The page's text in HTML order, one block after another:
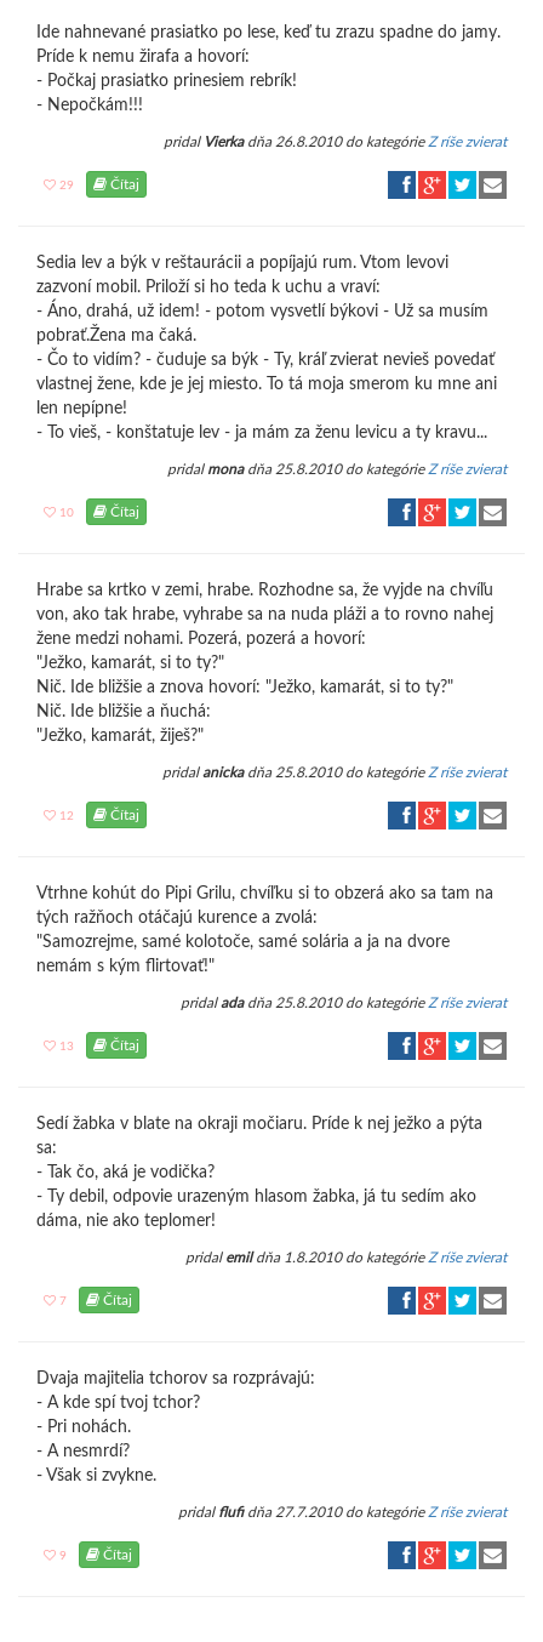
Ide nahnevané prasiatko po lese, keď tu zrazu spadne do jamy.
Príde k nemu žirafa a hovorí:
- Počkaj prasiatko prinesiem rebrík!
- Nepočkám!!!
pridal Vierkadňa 26.8.2010 do kategórie Z ríše zvierat
29 Čítaj
Sedia lev a býk v reštaurácii a popíjajú rum. Vtom levovi
zazvoní mobil. Priloží si ho teda k uchu a vraví:
- Áno, drahá, už idem! - potom vysvetlí býkovi - Už sa musím
pobrať.Žena ma čaká.
- Čo to vidím? - čuduje sa býk - Ty, kráľ zvierat nevieš povedať
vlastnej žene, kde je jej miesto. To tá moja smerom ku mne ani
len nepípne!
- To vieš, - konštatuje lev - ja mám za ženu levicu a ty kravu...
pridal monadňa 25.8.2010 do kategórie Z ríše zvierat
10 Čítaj
Hrabe sa krtko v zemi, hrabe. Rozhodne sa, že vyjde na chvíľu
von, ako tak hrabe, vyhrabe sa na nuda pláži a to rovno nahej
žene medzi nohami. Pozerá, pozerá a hovorí:
"Ježko, kamarát, si to ty?"
Nič. Ide bližšie a znova hovorí: "Ježko, kamarát, si to ty?"
Nič. Ide bližšie a ňuchá:
"Ježko, kamarát, žiješ?"
pridalanickadňa 25.8.2010 do kategórie Z ríše zvierat
12 Čítaj
Vtrhne kohút do Pipi Grilu, chvíľku si to obzerá ako sa tam na
tých ražňoch otáčajú kurence a zvolá:
"Samozrejme, samé kolotoče, samé solária a ja na dvore
nemám s kým flirtovať!"
pridaladadňa 25.8.2010 do kategórie Z ríše zvierat
13 Čítaj
Sedí žabka v blate na okraji močiaru. Príde k nej ježko a pýta
sa:
- Tak čo, aká je vodička?
- Ty debil, odpovie urazeným hlasom žabka, já tu sedím ako
dáma, nie ako teplomer!
pridal emildňa 1.8.2010 do kategórie Z ríše zvierat
7 Čítaj
Dvaja majitelia tchorov sa rozprávajú:
- A kde spí tvoj tchor?
- Pri nohách.
- A nesmrdí?
- Však si zvykne.
pridal flufidňa 27.7.2010 do kategórie Z ríše zvierat
9 Čítaj